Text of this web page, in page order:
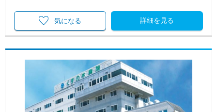
詳細を見る
気になる